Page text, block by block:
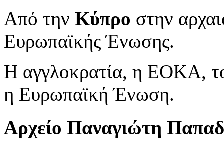
Από την Κύπρο στην
Ευρωπαϊκής Ένωσης.
Η αγγλοκρατία, η ΕΟΚΑ,
η Ευρωπαϊκή Ένωση.
Αρχείο Παναγιώτη